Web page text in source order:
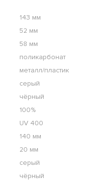
143 мм
52 мм
58 мм
поликарбонат
металл/пластик
серый
чёрный
100%
UV 400
140 мм
20 мм
серый
чёрный